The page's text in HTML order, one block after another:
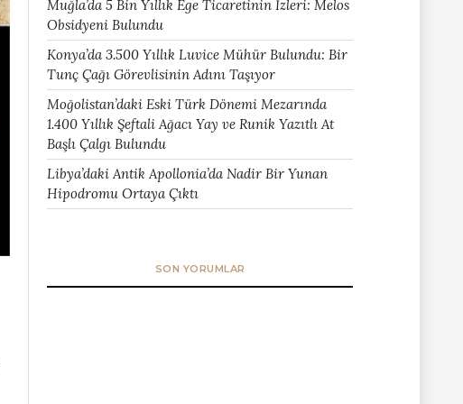
Muğla’da 5 Bin Yıllık Ege Ticaretinin İzleri: Melos
Obsidyeni Bulundu
Konya’da 3.500 Yıllık Luvice Mühür Bulundu: Bir
Tunç Çağı Görevlisinin Adını Taşıyor
Moğolistan’daki Eski Türk Dönemi Mezarında
1.400 Yıllık Şeftali Ağacı Yay ve Runik Yazıtlı At
Başlı Çalgı Bulundu
Libya’daki Antik Apollonia’da Nadir Bir Yunan
Hipodromu Ortaya Çıktı
SON YORUMLAR